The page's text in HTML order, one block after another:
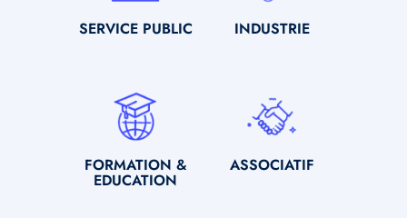
SOUS-
SERVICE PUBLIC SOUS-
INDUSTRIE
Icone
SOUS-
TITRE
FORMATION &
EDUCATION
Icone
SOUS-
ASSOCIATIF